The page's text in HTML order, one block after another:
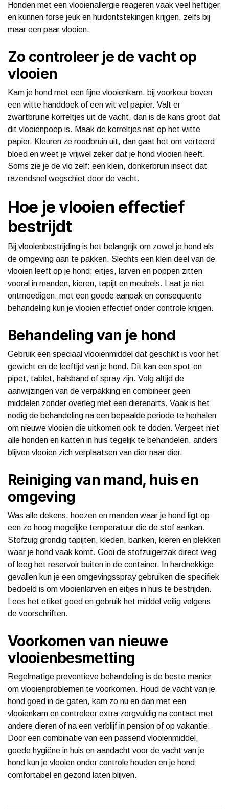
Honden met een vlooienallergie reageren vaak veel heftiger
en kunnen forse jeuk en huidontstekingen krijgen, zelfs bij
maar een paar vlooien.
Zo controleer je de vacht op
vlooien
Kam je hond met een fijne vlooienkam, bij voorkeur boven
een witte handdoek of een wit vel papier. Valt er
zwartbruine korreltjes uit de vacht, dan is de kans groot dat
dit vlooienpoep is. Maak de korreltjes nat op het witte
papier. Kleuren ze roodbruin uit, dan gaat het om verteerd
bloed en weet je vrijwel zeker dat je hond vlooien heeft.
Soms zie je de vlo zelf: een klein, donkerbruin insect dat
razendsnel wegschiet door de vacht.
Hoe je vlooien effectief
bestrijdt
Bij vlooienbestrijding is het belangrijk om zowel je hond als
de omgeving aan te pakken. Slechts een klein deel van de
vlooien leeft op je hond; eitjes, larven en poppen zitten
vooral in manden, kieren, tapijt en meubels. Laat je niet
ontmoedigen: met een goede aanpak en consequente
behandeling kun je vlooien effectief onder controle krijgen.
Behandeling van je hond
Gebruik een speciaal vlooienmiddel dat geschikt is voor het
gewicht en de leeftijd van je hond. Dit kan een spot-on
pipet, tablet, halsband of spray zijn. Volg altijd de
aanwijzingen van de verpakking en combineer geen
middelen zonder overleg met een dierenarts. Vaak is het
nodig de behandeling na een bepaalde periode te herhalen
om nieuwe vlooien die uitkomen ook te doden. Vergeet niet
alle honden en katten in huis tegelijk te behandelen, anders
blijven vlooien zich verplaatsen van dier naar dier.
Reiniging van mand, huis en
omgeving
Was alle dekens, hoezen en manden waar je hond ligt op
een zo hoog mogelijke temperatuur die de stof aankan.
Stofzuig grondig tapijten, kleden, banken, kieren en plekken
waar je hond vaak komt. Gooi de stofzuigerzak direct weg
of leeg het reservoir buiten in de container. In hardnekkige
gevallen kun je een omgevingsspray gebruiken die specifiek
bedoeld is om vlooienlarven en eitjes in huis te bestrijden.
Lees het etiket goed en gebruik het middel veilig volgens
de voorschriften.
Voorkomen van nieuwe
vlooienbesmetting
Regelmatige preventieve behandeling is de beste manier
om vlooienproblemen te voorkomen. Houd de vacht van je
hond goed in de gaten, kam zo nu en dan met een
vlooienkam en controleer extra zorgvuldig na contact met
andere dieren of na een verblijf in pension of op vakantie.
Door een combinatie van een passend vlooienmiddel,
goede hygiëne in huis en aandacht voor de vacht van je
hond kun je vlooien onder controle houden en je hond
comfortabel en gezond laten blijven.